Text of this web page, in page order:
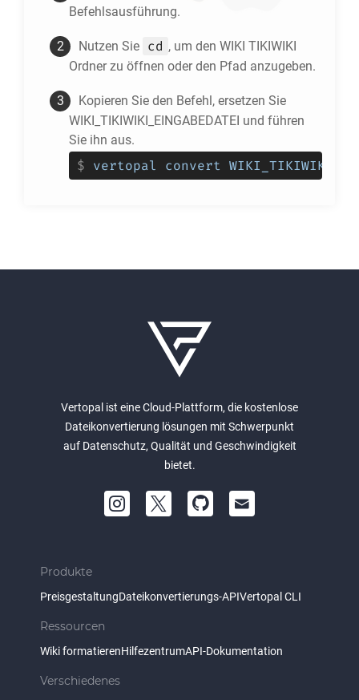
Befehlsausführung.
Nutzen Sie cd , um den WIKI TIKIWIKI
Ordner zu öffnen oder den Pfad anzugeben.
Kopieren Sie den Befehl, ersetzen Sie
WIKI_TIKIWIKI_EINGABEDATEI und führen
Sie ihn aus.
$ vertopal convert
Vertopal ist eine Cloud-Plattform, die kostenlose
Dateikonvertierung lösungen mit Schwerpunkt
auf Datenschutz, Qualität und Geschwindigkeit
bietet.
Produkte
PreisgestaltungDateikonvertierungs-APIVertopal CLI
Ressourcen
Wiki formatierenHilfezentrumAPI-Dokumentation
Verschiedenes